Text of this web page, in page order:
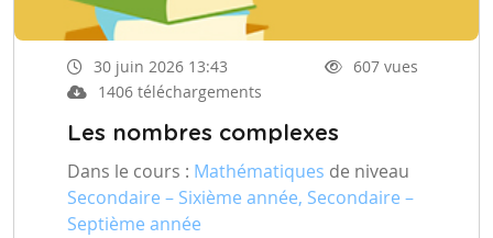
30 juin 2026 13:43
607 vues
1406 téléchargements
Les nombres complexes
Dans le cours : Mathématiques de niveau
Secondaire – Sixième année, Secondaire –
Septième année